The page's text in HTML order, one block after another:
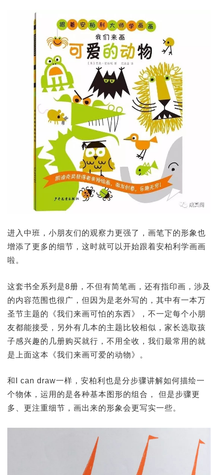
进入中班，小朋友们的观察力更强了，画笔下的形象也
增添了更多的细节，这时就可以开始跟着安柏利学画画
啦。
这套书全系列是8册，不但有简笔画，还有指印画，涉及
的内容范围也很广，但因为是老外写的，其中有一本万
圣节主题的《我们来画可怕的东西》，不一定每个小朋
友都能接受，另外有几本的主题比较相似，家长选取孩
子感兴趣的几册购买就行，不用全收，我们最常用的就
是上面这本《我们来画可爱的动物》。
和I can draw一样，安柏利也是分步骤讲解如何描绘一
个物体，运用的是各种基本图形的组合， 但是步骤更
多、更注重细节，画出来的形象会更写实一些。